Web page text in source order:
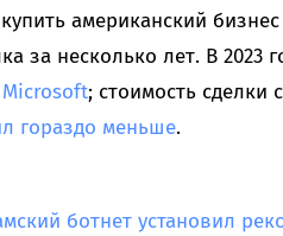
американский
за несколько лет. В 2023
; стоимость сделки
гораздо меньше.
ботнет установил